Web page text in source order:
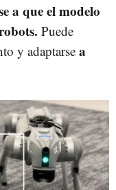
a que el modelo
Puede
y adaptarse a